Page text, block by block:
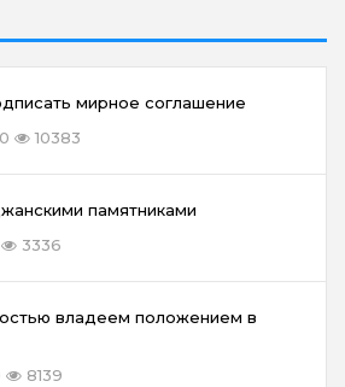
мирное соглашение
10383
памятниками
3336
владеем положением в
8139